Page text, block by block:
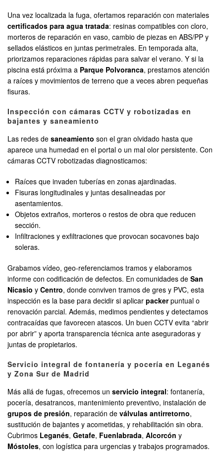
Una vez localizada la fuga, ofertamos reparación con materiales
certificados para agua tratada: resinas compatibles con cloro,
morteros de reparación en vaso, cambio de piezas en ABS/PP y
sellados elásticos en juntas perimetrales. En temporada alta,
priorizamos reparaciones rápidas para salvar el verano. Y si la
piscina está próxima a Parque Polvoranca, prestamos atención
a raíces y movimientos de terreno que a veces abren pequeñas
fisuras.
Inspección con cámaras CCTV y robotizadas en
bajantes y saneamiento
Las redes de saneamiento son el gran olvidado hasta que
aparece una humedad en el portal o un mal olor persistente. Con
cámaras CCTV robotizadas diagnosticamos:
Raíces que invaden tuberías en zonas ajardinadas.
Fisuras longitudinales y juntas desalineadas por
asentamientos.
Objetos extraños, morteros o restos de obra que reducen
sección.
Infiltraciones y exfiltraciones que provocan socavones bajo
soleras.
Grabamos vídeo, geo-referenciamos tramos y elaboramos
informe con codificación de defectos. En comunidades de San
Nicasio y Centro, donde conviven tramos de gres y PVC, esta
inspección es la base para decidir si aplicar packerpuntual o
renovación parcial. Además, medimos pendientes y detectamos
contracaídas que favorecen atascos. Un buen CCTV evita “abrir
por abrir” y aporta transparencia técnica ante aseguradoras y
juntas de propietarios.
Servicio integral de fontanería y pocería en Leganés
y Zona Sur de Madrid
Más allá de fugas, ofrecemos un servicio integral: fontanería,
pocería, desatrancos, mantenimiento preventivo, instalación de
grupos de presión, reparación de válvulas antirretorno,
sustitución de bajantes y acometidas, y rehabilitación sin obra.
Cubrimos Leganés, Getafe, Fuenlabrada, Alcorcón y
Móstoles, con logística para urgencias y trabajos programados.